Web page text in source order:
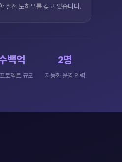
실전 노하우를 갖고 있습니다.
백억
로젝트 규모
2명
자동화 운영 인력